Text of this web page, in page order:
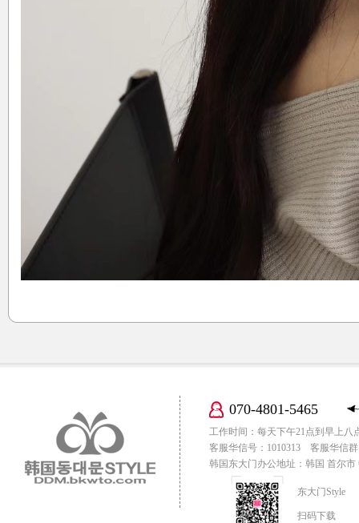
070-4801-5465
工作时间：每天下午21点到早上八
客服华信号：1010313 客服华信
韩国东大门办公地址：韩国 首尔
东大门Style
扫码下载